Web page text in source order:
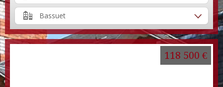
Bassuet
118 500 €